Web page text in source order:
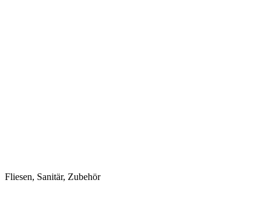
Fliesen, Sanitär, Zubehör